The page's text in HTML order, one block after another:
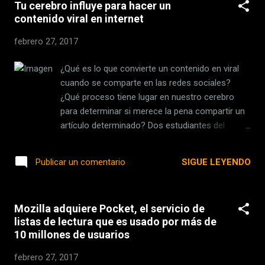
donde los espe...
reflexión. El Watch se convierte, casi sin
darte cuenta, en la principal referencia en
muchos aspectos, y uno de ellos es la
reconoce abiertamente la atrocidad de
comprobar el tiempo que hace cada mañana
mirando al Watch antes que levantar la
persiana… ¿Por qué? Por muchos motivos:
información más precisa (sobre todo si
muñeca te da las pistas sobre qué llevar
tablas que soy, en mi búsqued...
Tu cerebro influye para hacer un
contenido viral en internet
febrero 27, 2017
¿Qué es lo que convierte un contenido en viral
cuando se comparte en las redes sociales?
¿Qué proceso tiene lugar en nuestro cerebro
para determinar si merece la pena compartir un
artículo determinado? Dos estudiantes del
de Pennsylvania (Filadelfia, EE UU), Christin
actividad cerebral al leer un artículo y, por el otro,
predicen cuando ese contenido va a ser
compartido en redes sociales. Los resultados
se publican en las revistas Proceedings of the
Publicar un comentario SIGUE LEYENDO
Mozilla adquiere Pocket, el servicio de
listas de lectura que es usado por más de
10 millones de usuarios
febrero 27, 2017